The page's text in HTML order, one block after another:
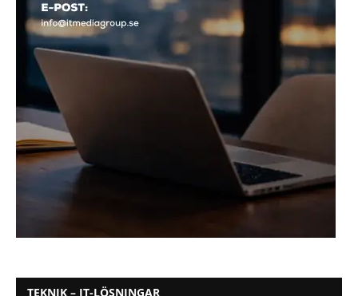
TEKNIK – IT-LÖSNINGAR